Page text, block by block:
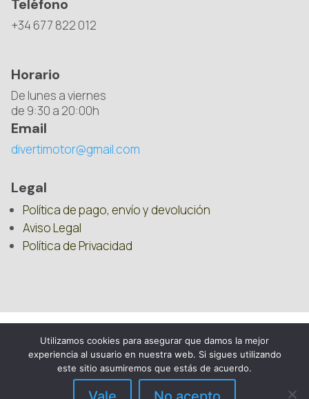
Teléfono
+34 677 822 012
Horario
De lunes a viernes
de 9:30 a 20:00h
Email
divertimotor@gmail.com
Legal
Política de pago, envío y devolución
Aviso Legal
Política de Privacidad
Utilizamos cookies para asegurar que damos la mejor
experiencia al usuario en nuestra web. Si sigues utilizando
este sitio asumiremos que estás de acuerdo.